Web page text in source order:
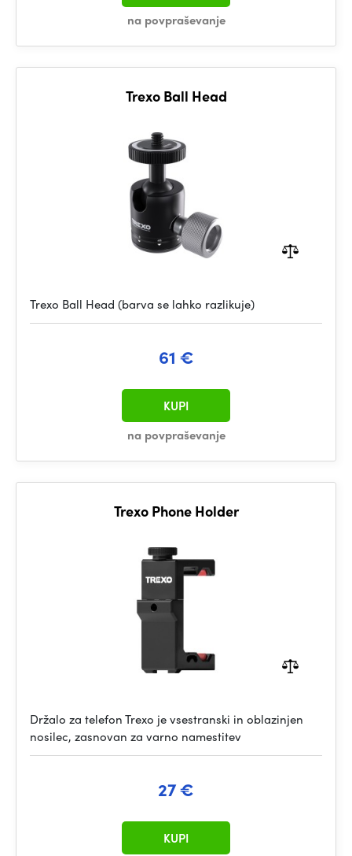
na povpraševanje
Trexo Ball Head
Trexo Ball Head (barva se lahko razlikuje)
61 €
na povpraševanje
KUPI
Trexo Phone Holder
Držalo za telefon Trexo je vsestranski in oblazinjen
nosilec, zasnovan za varno namestitev
27 €
KUPI